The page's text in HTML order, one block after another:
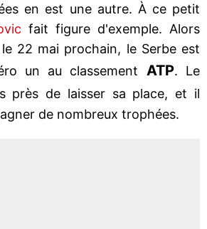
en est une autre. À ce petit
fait figure d'exemple. Alors
22 mai prochain, le Serbe est
un au classement ATP. Le
près de laisser sa place, et il
de nombreux trophées.